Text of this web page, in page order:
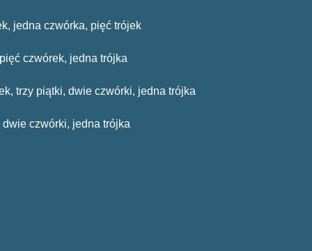
jedna czwórka, pięć trójek
czwórek, jedna trójka
trzy piątki, dwie czwórki, jedna trójka
czwórki, jedna trójka